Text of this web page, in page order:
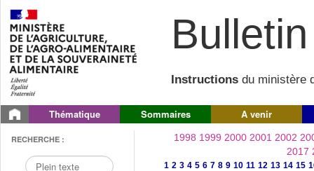
Instructions du ministère
Thématique Sommaires A venir
RECHERCHE : 1998 1999 2000 2001 2002
2017
1 2 3 4 5 6 7 8 9 10 11 12 13 14 15